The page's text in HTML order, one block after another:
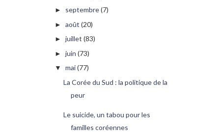
► septembre(7)
► août (20)
► juillet (83)
► juin (73)
▼ mai(77)
La Corée du Sud : la politique de la
peur
Le suicide, un tabou pour les
familles coréennes